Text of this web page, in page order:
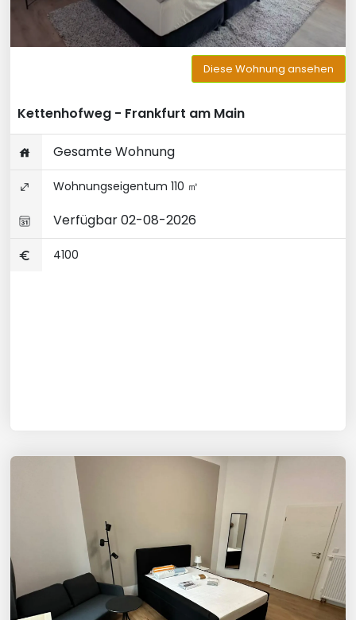
Diese Wohnung ansehen
Kettenhofweg - Frankfurt am Main
Gesamte Wohnung
Wohnungseigentum 110 ㎡
Verfügbar 02-08-2026
4100